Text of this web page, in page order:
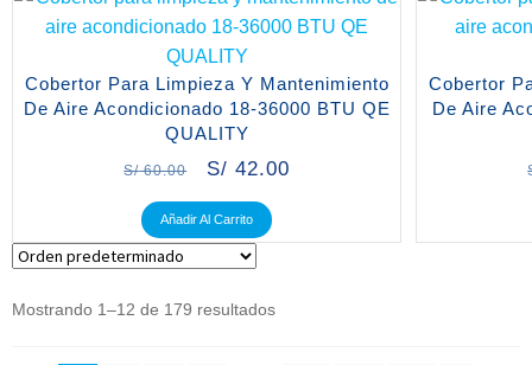
Cobertor Para Limpieza Y Mantenimiento
De Aire Acondicionado 18-36000 BTU QE
QUALITY
S/60.00 S/ 42.00
Añadir Al Carrito
Cobertor
De Aire
Mostrando 1–12 de 179 resultados